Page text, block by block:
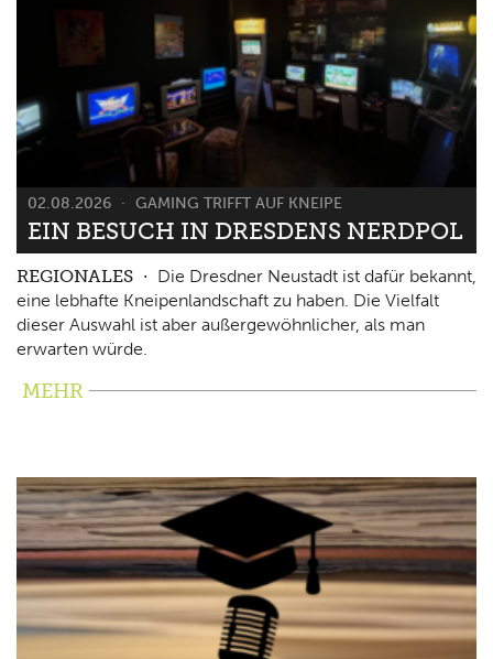
02.08.2026 GAMING TRIFFT AUF KNEIPE
EIN BESUCH IN DRESDENS NERDPOL
REGIONALES
Die Dresdner Neustadt ist dafür bekannt,
eine lebhafte Kneipenlandschaft zu haben. Die Vielfalt
dieser Auswahl ist aber außergewöhnlicher, als man
erwarten würde.
MEHR